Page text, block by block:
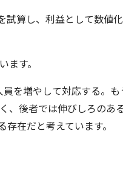
試算し、利益として数値
す。
を増やして対応する。も
、後者では伸びしろのあ
在だと考えています。